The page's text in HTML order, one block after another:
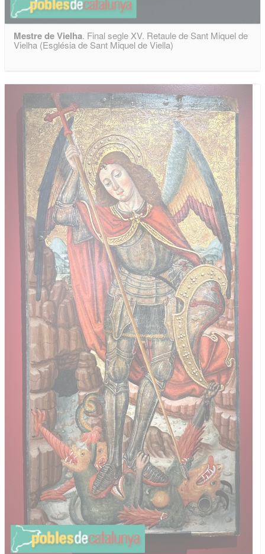
Mestre de Vielha. Final segle XV. Retaule de Sant Miquel de
Vielha (Església de Sant Miquel de Viella)